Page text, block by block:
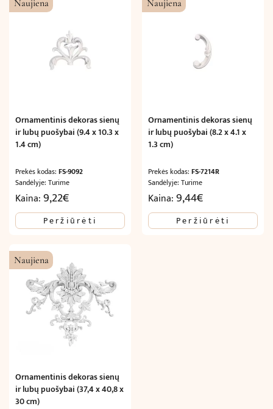
Naujiena
Ornamentinis dekoras sienų
ir lubų puošybai (9.4 x 10.3 x
1.4 cm)
Prekės kodas: FS-9092
Sandėlyje: Turime
Kaina:9,22€
Peržiūrėti
Naujiena
Ornamentinis dekoras sienų
ir lubų puošybai (8.2 x 4.1 x
1.3 cm)
Prekės kodas:FS-7214R
Sandėlyje: Turime
Kaina:9,44€
Peržiūrėti
Naujiena
Ornamentinis dekoras sienų
ir lubų puošybai (37,4 x 40,8 x
30 cm)